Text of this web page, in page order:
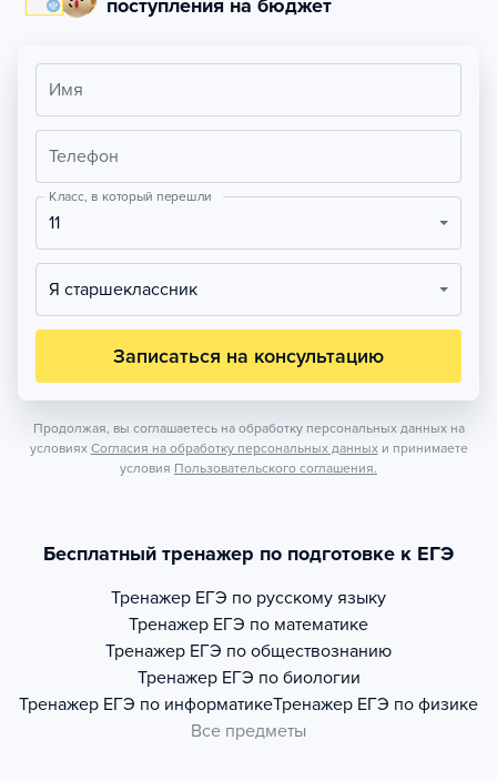
поступления на бюджет
Имя
Телефон
Класс, в который перешли
11
Я старшеклассник
Записаться на консультацию
Продолжая, вы соглашаетесь на обработку персональных данных на
условиях Согласия на обработку персональных данных и принимаете
условия Пользовательского соглашения.
Бесплатный тренажер по подготовке к ЕГЭ
Тренажер ЕГЭ по русскому языку
Тренажер ЕГЭ по математике
Тренажер ЕГЭ по обществознанию
Тренажер ЕГЭ по биологии
Тренажер ЕГЭ по информатикеТренажер ЕГЭ по физике
Все предметы